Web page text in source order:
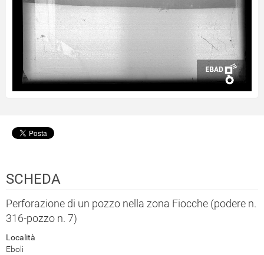
SCHEDA
Perforazione di un pozzo nella zona Fiocche (podere n.
316-pozzo n. 7)
Località
Eboli